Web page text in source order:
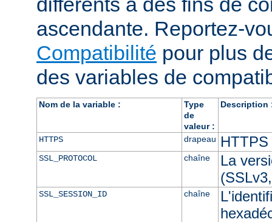
ascendante. Reportez-
Compatibilité pour plus
des variables de
Nom de la variable :
Type
de
valeur :
Description
HTTPS drapeau
SSL_PROTOCOL chaîne
La
SSL_SESSION_ID chaîne